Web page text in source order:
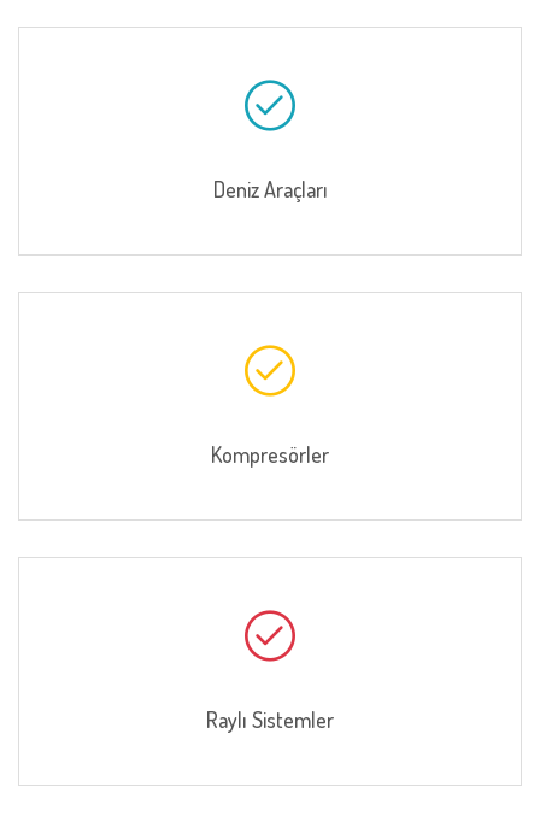
Deniz Araçları
Kompresörler
Raylı Sistemler